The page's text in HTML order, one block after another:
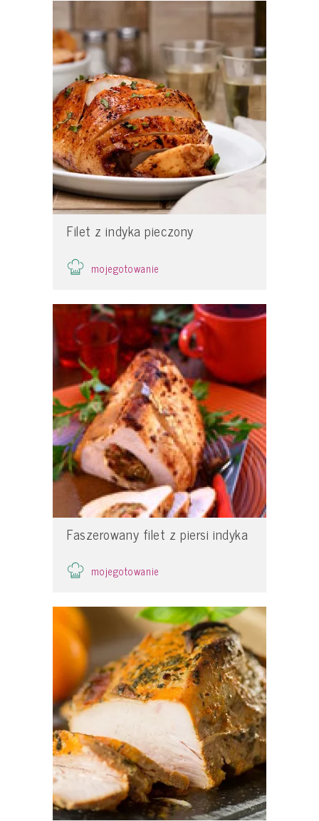
Filet z indyka pieczony
mojegotowanie
Faszerowany filet z piersi indyka
mojegotowanie